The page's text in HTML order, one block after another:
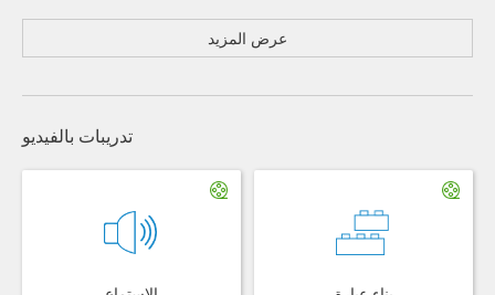
عرض المزيد
تدريبات بالفيديو